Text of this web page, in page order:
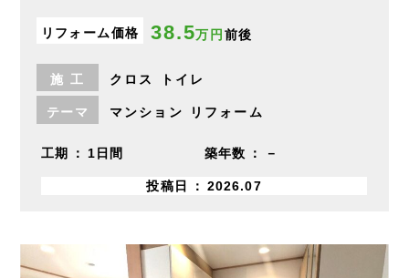
リフォーム価格 38.5万円 前後
施 工 クロス トイレ
テーマ マンション リフォーム
工期 1日間 築年数 －
投稿日 2026.07